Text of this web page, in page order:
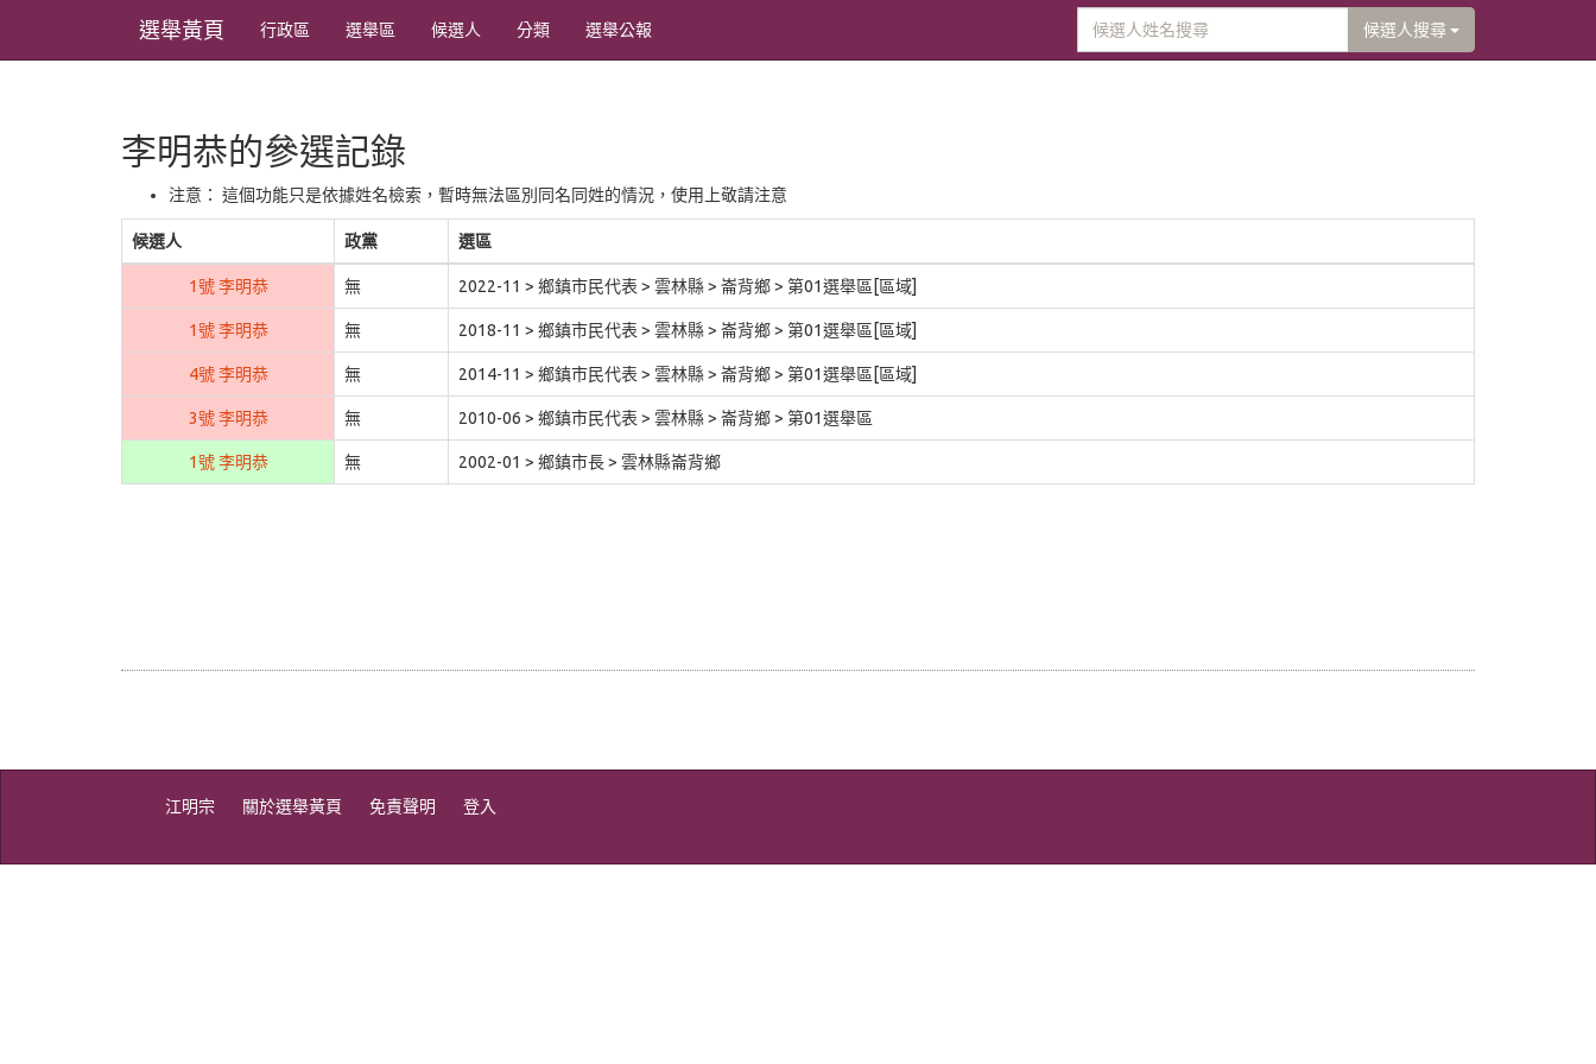
選舉黃頁 行政區 選舉區 候選人 分類 選舉公報 候選人搜尋
李明恭的參選記錄
注意： 這個功能只是依據姓名檢索，暫時無法區別同名同姓的情況，使用上敬請注意
候選人 政黨 選區
1號 李明恭 無 2022-11 > 鄉鎮市民代表 > 雲林縣 > 崙背鄉 > 第01選舉區[區域]
1號 李明恭 無 2018-11 > 鄉鎮市民代表 > 雲林縣 > 崙背鄉 > 第01選舉區[區域]
4號 李明恭 無 2014-11 > 鄉鎮市民代表 > 雲林縣 > 崙背鄉 > 第01選舉區[區域]
3號 李明恭 無 2010-06 > 鄉鎮市民代表 > 雲林縣 > 崙背鄉 > 第01選舉區
1號 李明恭 無 2002-01 > 鄉鎮市長 > 雲林縣崙背鄉
江明宗 關於選舉黃頁 免責聲明 登入